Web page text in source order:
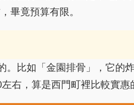
畢竟預算有限。
。比如「金園排骨」，它的
右，算是西門町裡比較實惠